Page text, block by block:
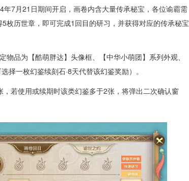
7月21日期间开启，画卷内含大量传承秘宝，各位谕霸需
枚历世章，即可完成1回目的研习，并获得对应的传承秘宝
物品为【酷萌胖达】头像框、【中华小萌团】系列外观、
择一枚幻鉴续刻石·8天代替该幻鉴奖励）。
若使用或续期时该类幻鉴多于2张，将弹出二次确认窗